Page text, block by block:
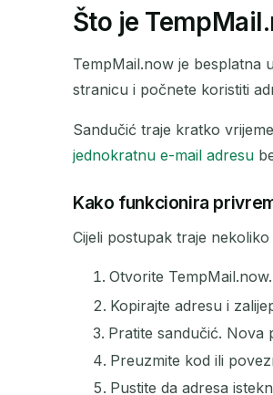
POŠILJATELJ
Što je
TempMail.now je besplatna
stranicu i počnete koristiti
Sandučić traje kratko
jednokratnu e-mail adresu
Kako funkcionira
Cijeli postupak traje
Otvorite
Kopirajte adresu i
Pratite sandučić. Nova
Preuzmite kod ili
Pustite da adresa